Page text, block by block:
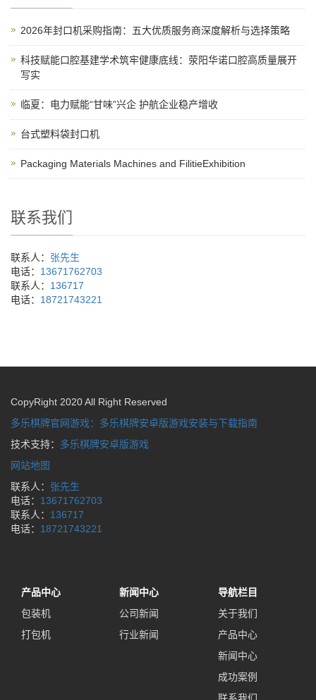
2026年封口机采购指南：五大优质服务商深度解析与选择策略
科技赋能口腔基建学术筑牢健康底线：荥阳华诺口腔高质量展开
写实
临夏：电力赋能“甘味”兴企 护航企业稳产增收
台式塑料袋封口机
Packaging Materials Machines and FilitieExhibition
联系我们
联系人： 张先生
电话： 13671762703
联系人： 136717
电话： 18721743221
CopyRight 2020 All Right Reserved
多乐棋牌官网游戏：多乐棋牌安卓版游戏安装与下载指南
技术支持： 多乐棋牌安卓版游戏
网站地图
联系人： 张先生
电话： 13671762703
联系人： 136717
电话： 18721743221
产品中心
包装机
打包机
新闻中心
公司新闻
行业新闻
导航栏目
关于我们
产品中心
新闻中心
成功案例